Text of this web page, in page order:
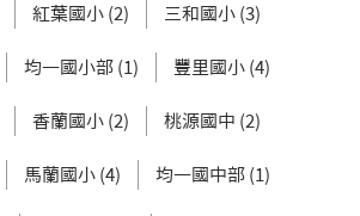
紅葉國小 (2) 三和國小 (3)
均一國小部 (1) 豐里國小 (4)
香蘭國小 (2) 桃源國中 (2)
馬蘭國小 (4) 均一國中部 (1)